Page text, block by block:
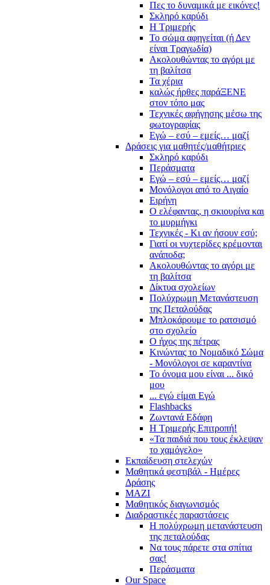
Πες το δυναμικά με εικόνες!
Σκληρό καρύδι
Η Τριμερής
Το σώμα αφηγείται (ή Δεν
είναι Τραγωδία)
Ακολουθώντας το αγόρι με
τη βαλίτσα
Τα χέρια
καλώς ήρθες παράΞΕΝΕ
στον τόπο μας
Τεχνικές αφήγησης μέσω της
φωτογραφίας
Εγώ – εσύ – εμείς… μαζί
Δράσεις για μαθητές/μαθήτριες
Σκληρό καρύδι
Περάσματα
Εγώ – εσύ – εμείς… μαζί
Μονόλογοι από το Αιγαίο
Ειρήνη
Ο ελέφαντας, η σκιουρίνα και
το μυρμήγκι
Τεχνικές - Κι αν ήσουν εσύ;
Γιατί οι νυχτερίδες κρέμονται
ανάποδα;
Ακολουθώντας το αγόρι με
τη βαλίτσα
Δίκτυα σχολείων
Πολύχρωμη Μετανάστευση
της Πεταλούδας
Μπλοκάρουμε το ρατσισμό
στο σχολείο
Ο ήχος της πέτρας
Κινώντας το Νομαδικό Σώμα
- Μονόλογοι σε καραντίνα
Το όνομα μου είναι ... δικό
μου
... εγώ είμαι Εγώ
Flashbacks
Ζωντανά Εδάφη
Η Τριμερής Επιτροπή!
«Τα παιδιά που τους έκλεψαν
το χαμόγελο»
Εκπαίδευση στελεχών
Μαθητικά φεστιβάλ - Ημέρες
Δράσης
ΜΑΖΙ
Μαθητικός διαγωνισμός
Διαδραστικές παραστάσεις
Η πολύχρωμη μετανάστευση
της πεταλούδας
Να τους πάρετε στα σπίτια
σας!
Περάσματα
Our Space